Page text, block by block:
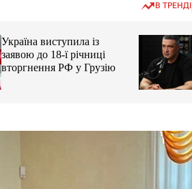
В ТРЕНДІ
Україна виступила із
заявою до 18-ї річниці
вторгнення РФ у Грузію